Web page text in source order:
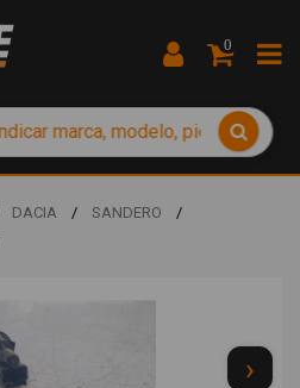
0
DACIA / SANDERO
/
›